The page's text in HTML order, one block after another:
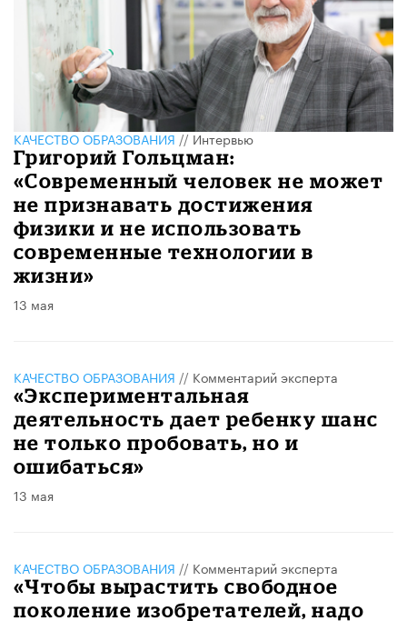
КАЧЕСТВО ОБРАЗОВАНИЯ//Интервью
​Григорий Гольцман:
«Современный человек не может
не признавать достижения
физики и не использовать
современные технологии в
жизни»
13 мая
КАЧЕСТВО ОБРАЗОВАНИЯ // Комментарий эксперта
«Экспериментальная
деятельность дает ребенку шанс
не только пробовать, но и
ошибаться»
13 мая
КАЧЕСТВО ОБРАЗОВАНИЯ // Комментарий эксперта
«Чтобы вырастить свободное
поколение изобретателей, надо